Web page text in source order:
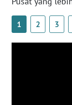
1 2 3
WN
KALSEL
WN